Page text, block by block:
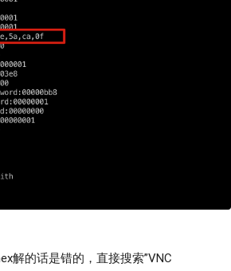
解的话是错的，直接搜索”VNC